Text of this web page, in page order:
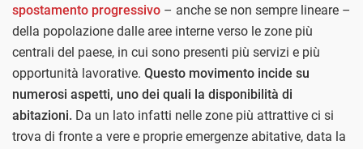
spostamento progressivo – anche se non sempre lineare –
della popolazione dalle aree interne verso le zone più
centrali del paese, in cui sono presenti più servizi e più
opportunità lavorative. Questo movimento incide su
numerosi aspetti, uno dei quali la disponibilità di
abitazioni. Da un lato infatti nelle zone più attrattive ci si
trova di fronte a vere e proprie emergenze abitative, data la